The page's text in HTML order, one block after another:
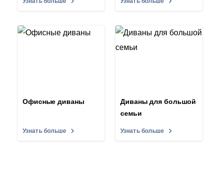
Офисные диваны
Узнать больше
Диваны для большой
семьи
Узнать больше